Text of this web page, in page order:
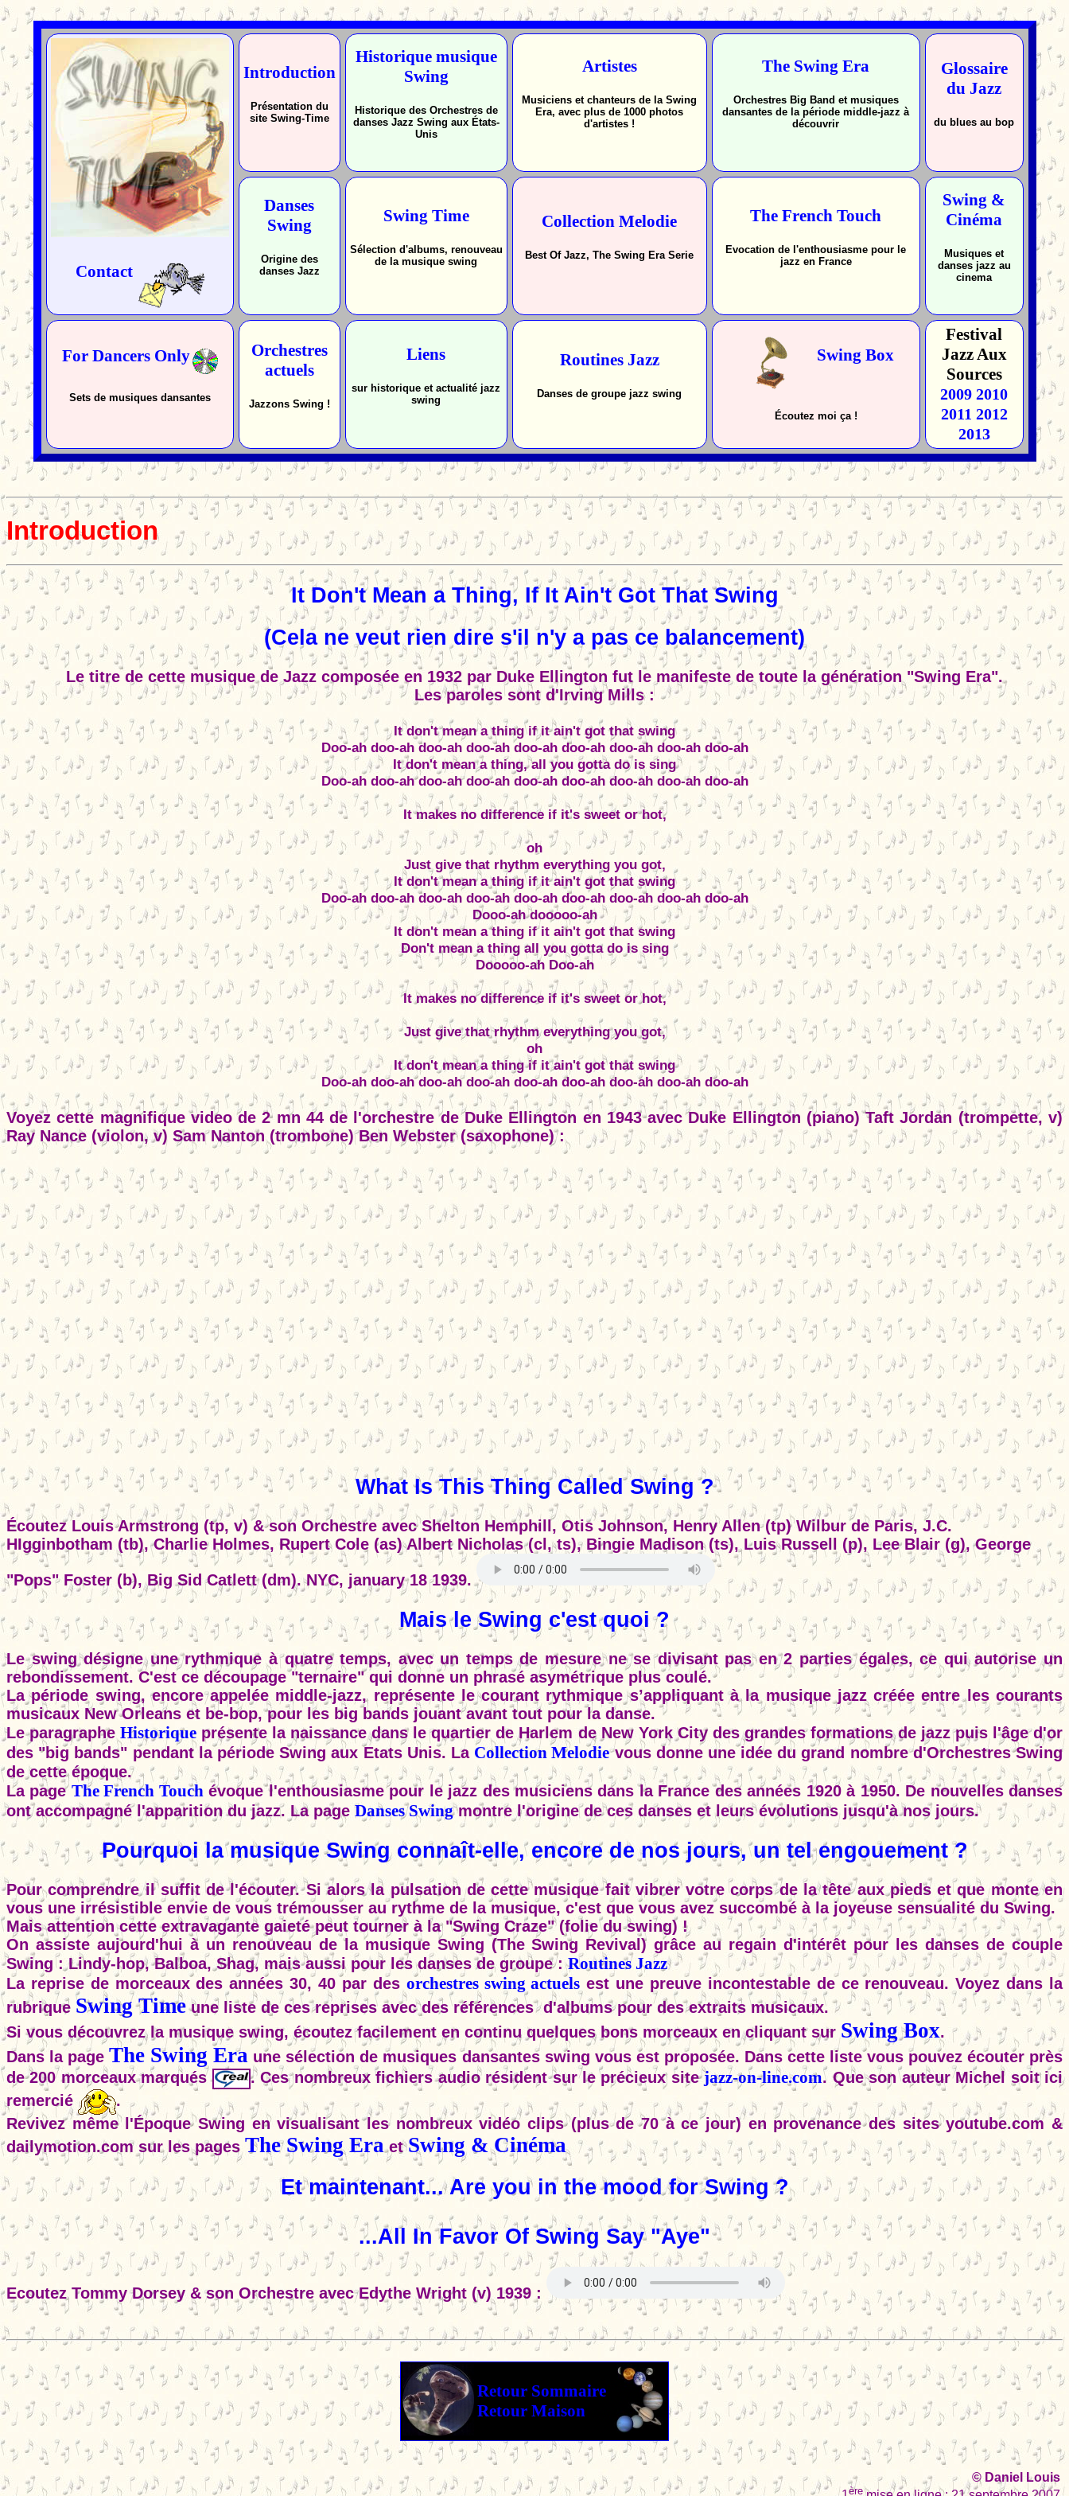
Contact
Introduction
Présentation du
site Swing-Time
Historique musique
Swing
Historique des Orchestres de
danses Jazz Swing aux États-
Unis
Artistes
Musiciens et chanteurs de la Swing
Era, avec plus de 1000 photos
d'artistes !
The Swing Era
Orchestres Big Band et musiques
dansantes de la période middle-jazz à
découvrir
Glossaire
du Jazz
du blues au bop
Danses
Swing
Origine des
danses Jazz
Swing Time
Sélection d'albums, renouveau
de la musique swing
Collection Melodie
Best Of Jazz, The Swing Era Serie
The French Touch
Evocation de l'enthousiasme pour le
jazz en France
Swing &
Cinéma
Musiques et
danses jazz au
cinema
For Dancers Only
Sets de musiques dansantes
Orchestres
actuels
Jazzons Swing !
Liens
sur historique et actualité jazz
swing
Routines Jazz
Danses de groupe jazz swing
Swing Box
Écoutez moi ça !
Festival
Jazz Aux
Sources
2009 2010
2011 2012
2013
Introduction
It Don't Mean a Thing, If It Ain't Got That Swing
(Cela ne veut rien dire s'il n'y a pas ce balancement)
Le titre de cette musique de Jazz composée en 1932 par Duke Ellington fut le manifeste de toute la génération "Swing Era".
Les paroles sont d'Irving Mills :
It don't mean a thing if it ain't got that swing
Doo-ah doo-ah doo-ah doo-ah doo-ah doo-ah doo-ah doo-ah doo-ah
It don't mean a thing, all you gotta do is sing
Doo-ah doo-ah doo-ah doo-ah doo-ah doo-ah doo-ah doo-ah doo-ah
It makes no difference if it's sweet or hot,
oh
Just give that rhythm everything you got,
It don't mean a thing if it ain't got that swing
Doo-ah doo-ah doo-ah doo-ah doo-ah doo-ah doo-ah doo-ah doo-ah
Dooo-ah dooooo-ah
It don't mean a thing if it ain't got that swing
Don't mean a thing all you gotta do is sing
Dooooo-ah Doo-ah
It makes no difference if it's sweet or hot,
Just give that rhythm everything you got,
oh
It don't mean a thing if it ain't got that swing
Doo-ah doo-ah doo-ah doo-ah doo-ah doo-ah doo-ah doo-ah doo-ah
Voyez cette magnifique video de 2 mn 44 de l'orchestre de Duke Ellington en 1943 avec Duke Ellington (piano) Taft Jordan (trompette, v)
Ray Nance (violon, v) Sam Nanton (trombone) Ben Webster (saxophone) :
What Is This Thing Called Swing ?
Écoutez Louis Armstrong (tp, v) & son Orchestre avec Shelton Hemphill, Otis Johnson, Henry Allen (tp) Wilbur de Paris, J.C.
HIgginbotham (tb), Charlie Holmes, Rupert Cole (as) Albert Nicholas (cl, ts), Bingie Madison (ts), Luis Russell (p), Lee Blair (g), George
"Pops" Foster (b), Big Sid Catlett (dm). NYC, january 18 1939.
Mais le Swing c'est quoi ?
Le swing désigne une rythmique à quatre temps, avec un temps de mesure ne se divisant pas en 2 parties égales, ce qui autorise un
rebondissement. C'est ce découpage "ternaire" qui donne un phrasé asymétrique plus coulé.
La période swing, encore appelée middle-jazz, représente le courant rythmique s’appliquant à la musique jazz créée entre les courants
musicaux New Orleans et be-bop, pour les big bands jouant avant tout pour la danse.
Le paragrapheHistorique présente la naissance dans le quartier de Harlem de New York City des grandes formations de jazz puis l'âge d'or
des "big bands" pendant la période Swing aux Etats Unis. La Collection Melodievous donne une idée du grand nombre d'Orchestres Swing
de cette époque.
La pageThe French Touch évoque l'enthousiasme pour le jazz des musiciens dans la France des années 1920 à 1950. De nouvelles danses
ont accompagné l'apparition du jazz. La page Danses Swingmontre l'origine de ces danses et leurs évolutions jusqu'à nos jours.
Pourquoi la musique Swing connaît-elle, encore de nos jours, un tel engouement ?
Pour comprendre il suffit de l'écouter. Si alors la pulsation de cette musique fait vibrer votre corps de la tête aux pieds et que monte en
vous une irrésistible envie de vous trémousser au rythme de la musique, c'est que vous avez succombé à la joyeuse sensualité du Swing.
Mais attention cette extravagante gaieté peut tourner à la "Swing Craze" (folie du swing) !
On assiste aujourd'hui à un renouveau de la musique Swing (The Swing Revival) grâce au regain d'intérêt pour les danses de couple
Swing : Lindy-hop, Balboa, Shag, mais aussi pour les danses de groupe :Routines Jazz
La reprise de morceaux des années 30, 40 par des orchestres swing actuels est une preuve incontestable de ce renouveau. Voyez dans la
rubrique Swing Timeune liste de ces reprises avec des références d'albums pour des extraits musicaux.
Si vous découvrez la musique swing, écoutez facilement en continu quelques bons morceaux en cliquant sur Swing Box.
Dans la pageThe Swing Era une sélection de musiques dansantes swing vous est proposée. Dans cette liste vous pouvez écouter près
de 200 morceaux marqués
. Ces nombreux fichiers audio résident sur le précieux sitejazz-on-line.com. Que son auteur Michel soit ici
remercié
.
Revivez même l'Époque Swing en visualisant les nombreux vidéo clips (plus de 70 à ce jour) en provenance des sites youtube.com &
dailymotion.com sur les pages The Swing EraetSwing & Cinéma
Et maintenant... Are you in the mood for Swing ?
...All In Favor Of Swing Say "Aye"
Ecoutez Tommy Dorsey & son Orchestre avec Edythe Wright (v) 1939 :
Retour Sommaire
Retour Maison
© Daniel Louis
ère